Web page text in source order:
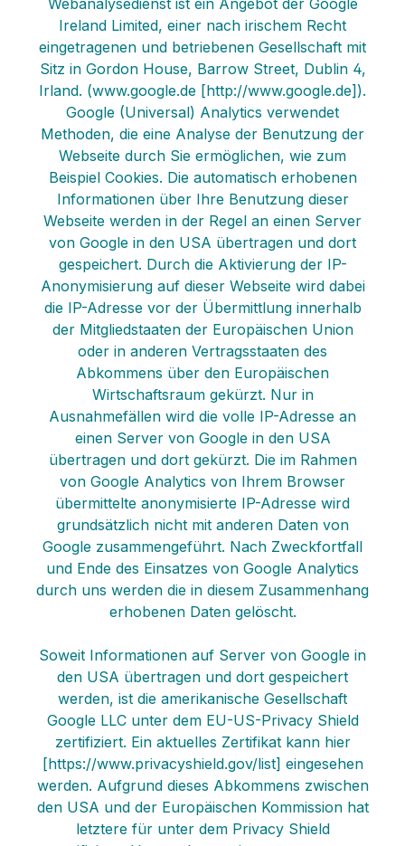
Webanalysedienst ist ein Angebot der Google
Ireland Limited, einer nach irischem Recht
eingetragenen und betriebenen Gesellschaft mit
Sitz in Gordon House, Barrow Street, Dublin 4,
Irland. (www.google.de [http://www.google.de]).
Google (Universal) Analytics verwendet
Methoden, die eine Analyse der Benutzung der
Webseite durch Sie ermöglichen, wie zum
Beispiel Cookies. Die automatisch erhobenen
Informationen über Ihre Benutzung dieser
Webseite werden in der Regel an einen Server
von Google in den USA übertragen und dort
gespeichert. Durch die Aktivierung der IP-
Anonymisierung auf dieser Webseite wird dabei
die IP-Adresse vor der Übermittlung innerhalb
der Mitgliedstaaten der Europäischen Union
oder in anderen Vertragsstaaten des
Abkommens über den Europäischen
Wirtschaftsraum gekürzt. Nur in
Ausnahmefällen wird die volle IP-Adresse an
einen Server von Google in den USA
übertragen und dort gekürzt. Die im Rahmen
von Google Analytics von Ihrem Browser
übermittelte anonymisierte IP-Adresse wird
grundsätzlich nicht mit anderen Daten von
Google zusammengeführt. Nach Zweckfortfall
und Ende des Einsatzes von Google Analytics
durch uns werden die in diesem Zusammenhang
erhobenen Daten gelöscht.
Soweit Informationen auf Server von Google in
den USA übertragen und dort gespeichert
werden, ist die amerikanische Gesellschaft
Google LLC unter dem EU-US-Privacy Shield
zertifiziert. Ein aktuelles Zertifikat kann hier
[https://www.privacyshield.gov/list] eingesehen
werden. Aufgrund dieses Abkommens zwischen
den USA und der Europäischen Kommission hat
letztere für unter dem Privacy Shield